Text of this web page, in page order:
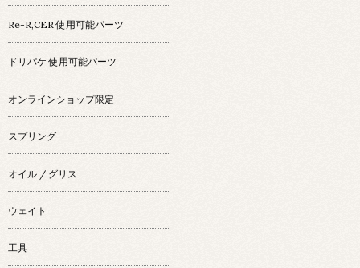
Re-R,CER 使用可能パーツ
ドリパケ 使用可能パーツ
オンラインショップ限定
スプリング
オイル / グリス
ウェイト
工具